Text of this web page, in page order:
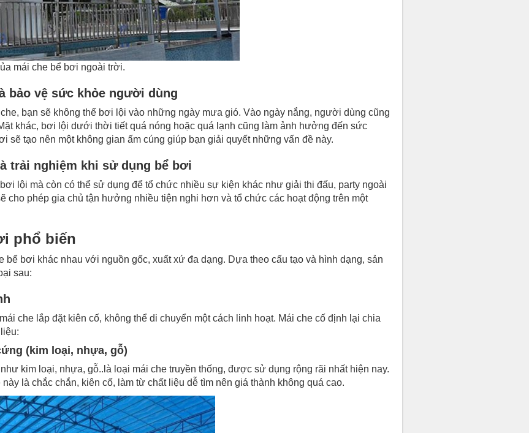
mái che bể bơi ngoài trời.
bảo vệ sức khỏe người dùng
bạn sẽ không thể bơi lội vào những ngày mưa gió. Vào ngày nắng, người dùng cũng
khác, bơi lội dưới thời tiết quá nóng hoặc quá lạnh cũng làm ảnh hưởng đến sức
sẽ tạo nên một không gian ấm cúng giúp bạn giải quyết những vấn đề này.
trải nghiệm khi sử dụng bể bơi
lội mà còn có thể sử dụng để tổ chức nhiều sự kiện khác như giải thi đấu, party ngoài
cho phép gia chủ tận hưởng nhiều tiện nghi hơn và tổ chức các hoạt động trên một
phổ biến
bể bơi khác nhau với nguồn gốc, xuất xứ đa dạng. Dựa theo cấu tạo và hình dạng, sản
sau:
che lắp đặt kiên cố, không thể di chuyển một cách linh hoạt. Mái che cố định lại chia
(kim loại, nhựa, gỗ)
kim loại, nhựa, gỗ..là loại mái che truyền thống, được sử dụng rộng rãi nhất hiện nay.
là chắc chắn, kiên cố, làm từ chất liệu dễ tìm nên giá thành không quá cao.